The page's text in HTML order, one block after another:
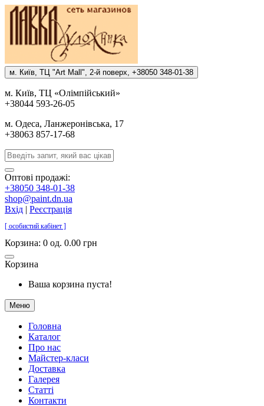
м. Киïв, ТЦ "Art Mall", 2-й поверх, +38050 348-01-38
м. Киïв, ТЦ «Олiмпiйський»
+38044 593-26-05
м. Одеса, Ланжеронiвська, 17
+38063 857-17-68
Оптові продажі:
+38050 348-01-38
shop@paint.dn.ua
Вхід | Реєстрація
[ особистий кабінет ]
Корзина: 0 од. 0.00 грн
Корзина
Ваша корзина пуста!
Меню
Головна
Каталог
Про нас
Майстер-класи
Доставка
Галерея
Статтi
Контакти